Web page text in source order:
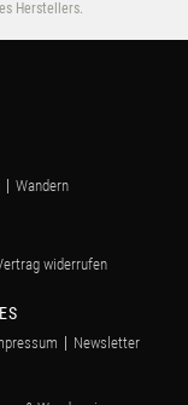
Herstellers.
Wandern
widerrufen
Newsletter